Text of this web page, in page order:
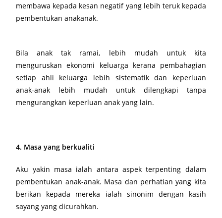
membawa kepada kesan negatif yang lebih teruk kepada
pembentukan anakanak.
Bila anak tak ramai, lebih mudah untuk kita
menguruskan ekonomi keluarga kerana pembahagian
setiap ahli keluarga lebih sistematik dan keperluan
anak-anak lebih mudah untuk dilengkapi tanpa
mengurangkan keperluan anak yang lain.
4. Masa yang berkualiti
Aku yakin masa ialah antara aspek terpenting dalam
pembentukan anak-anak. Masa dan perhatian yang kita
berikan kepada mereka ialah sinonim dengan kasih
sayang yang dicurahkan.